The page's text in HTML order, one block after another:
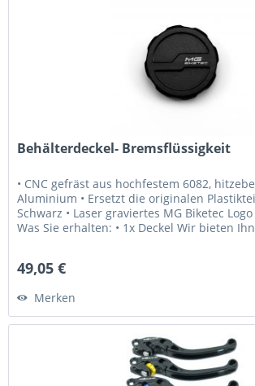
Behälterdeckel- Bremsflüssigkeit
• CNC gefräst aus hochfestem 6082,
Aluminium • Ersetzt die originalen
Schwarz • Laser graviertes MG Biketec
Was Sie erhalten: • 1x Deckel Wir bieten
49,05 €
Merken